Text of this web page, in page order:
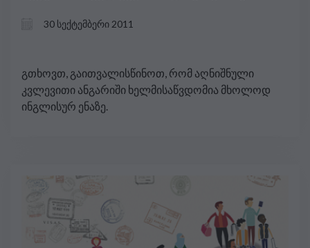
30 სექტემბერი 2011
გთხოვთ, გაითვალისწინოთ, რომ აღნიშნული
კვლევითი ანგარიში ხელმისაწვდომია მხოლოდ
ინგლისურ ენაზე.